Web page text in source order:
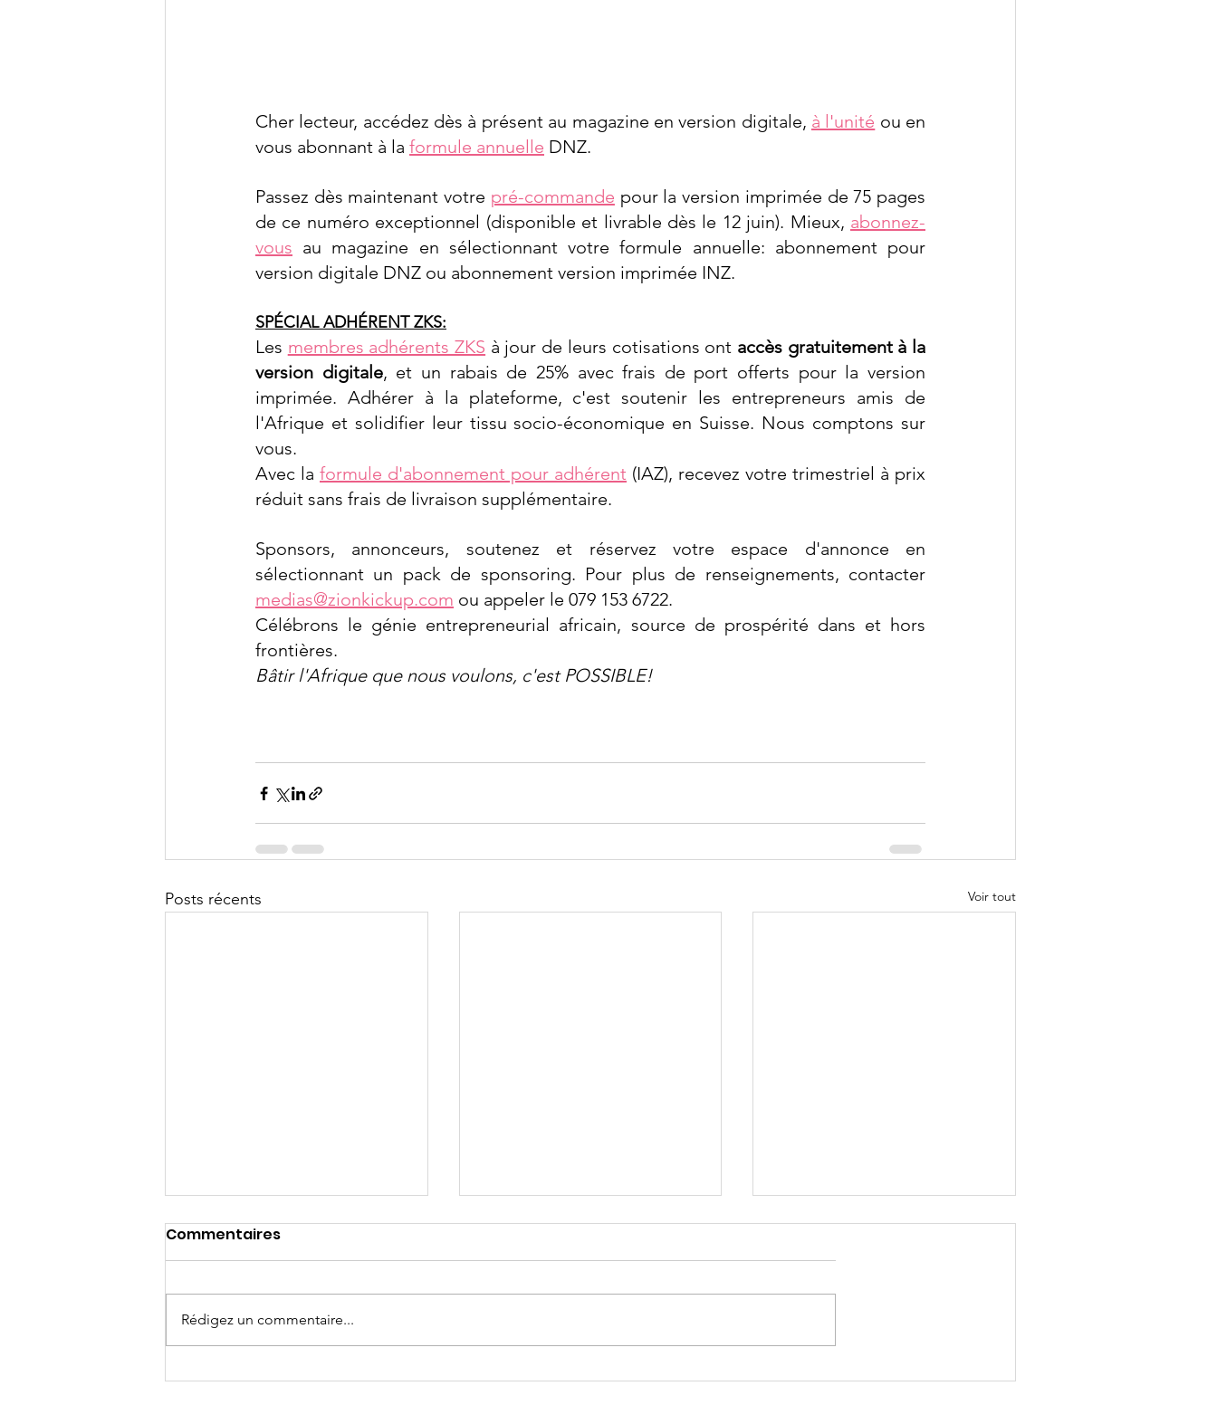
Cher lecteur, accédez dès à présent au magazine en version digitale, à l'unité ou en
vous abonnant à la formule annuelle DNZ.
Passez dès maintenant votre pré-commande pour la version imprimée de 75 pages
de ce numéro exceptionnel (disponible et livrable dès le 12 juin). Mieux, abonnez-
vous au magazine en sélectionnant votre formule annuelle: abonnement pour
version digitale DNZ ou abonnement version imprimée INZ.
SPÉCIAL ADHÉRENT ZKS:
Les membres adhérents ZKS à jour de leurs cotisations ont accès gratuitement à la
version digitale, et un rabais de 25% avec frais de port offerts pour la version
imprimée. Adhérer à la plateforme, c'est soutenir les entrepreneurs amis de
l'Afrique et solidifier leur tissu socio-économique en Suisse. Nous comptons sur
vous.
Avec la formule d'abonnement pour adhérent (IAZ), recevez votre trimestriel à prix
réduit sans frais de livraison supplémentaire.
Sponsors, annonceurs, soutenez et réservez votre espace d'annonce en
medias@zionkickup.com ou appeler le 079 153 6722.
Célébrons le génie entrepreneurial africain, source de prospérité dans et hors
frontières.
Bâtir l'Afrique que nous voulons, c'est POSSIBLE!
Posts récents Voir tout
Longues études ou
"Je ne veux pas aller à
Le magazine qui parle de
Commentaires
Rédigez un commentaire...